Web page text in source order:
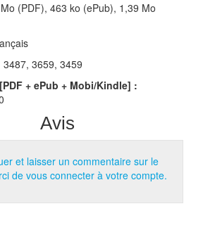
(PDF), 463 ko (ePub), 1,39 Mo
3487, 3659, 3459
+ ePub + Mobi/Kindle] :
Avis
et laisser un commentaire sur le
de vous connecter à votre compte.